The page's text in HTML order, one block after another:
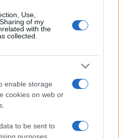
Use,
of my
with the
collected.
enable storage
cookies on web or
to be sent to